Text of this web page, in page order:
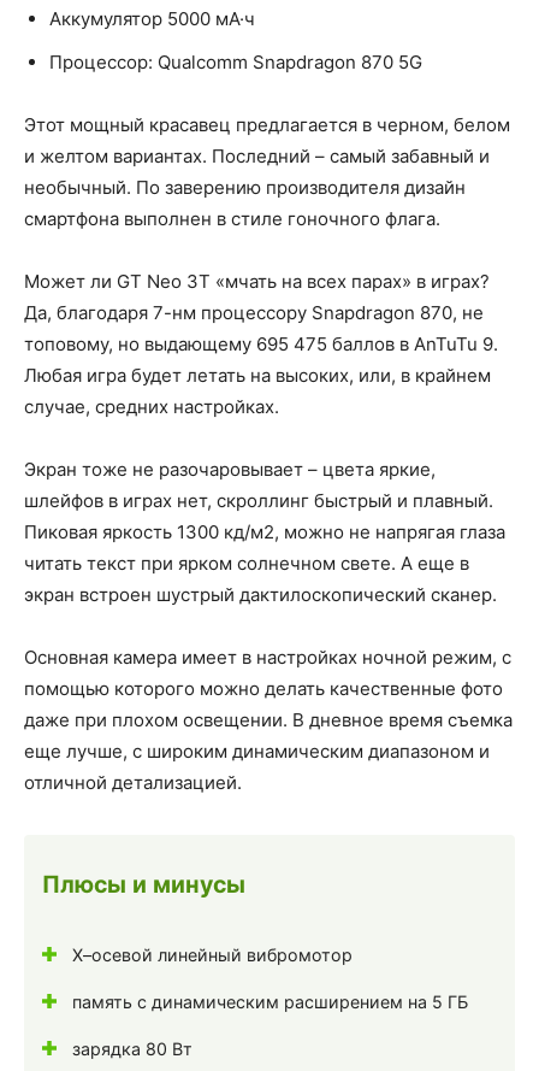
Аккумулятор 5000 мА·ч
Процессор: Qualcomm Snapdragon 870 5G
Этот мощный красавец предлагается в черном, белом
и желтом вариантах. Последний – самый забавный и
необычный. По заверению производителя дизайн
смартфона выполнен в стиле гоночного флага.
Может ли GT Neo 3T «мчать на всех парах» в играх?
Да, благодаря 7-нм процессору Snapdragon 870, не
топовому, но выдающему 695 475 баллов в AnTuTu 9.
Любая игра будет летать на высоких, или, в крайнем
случае, средних настройках.
Экран тоже не разочаровывает – цвета яркие,
шлейфов в играх нет, скроллинг быстрый и плавный.
Пиковая яркость 1300 кд/м2, можно не напрягая глаза
читать текст при ярком солнечном свете. А еще в
экран встроен шустрый дактилоскопический сканер.
Основная камера имеет в настройках ночной режим, с
помощью которого можно делать качественные фото
даже при плохом освещении. В дневное время съемка
еще лучше, с широким динамическим диапазоном и
отличной детализацией.
Плюсы и минусы
Х–осевой линейный вибромотор
память с динамическим расширением на 5 ГБ
зарядка 80 Вт